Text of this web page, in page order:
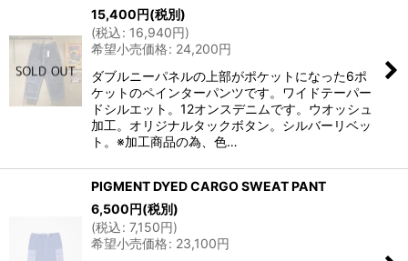
15,400円(税別)
(税込: 16,940円)
希望小売価格: 24,200円
ダブルニーパネルの上部がポケットになった6ポ
ケットのペインターパンツです。ワイドテーパー
ドシルエット。12オンスデニムです。ウオッシュ
加工。オリジナルタックボタン。シルバーリベッ
ト。※加工商品の為、色…
PIGMENT DYED CARGO SWEAT PANT
6,500円(税別)
(税込: 7,150円)
希望小売価格: 23,100円